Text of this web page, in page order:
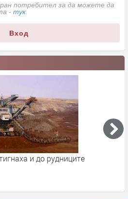
потребител за да можете да
- тук
Вход
и до рудниците